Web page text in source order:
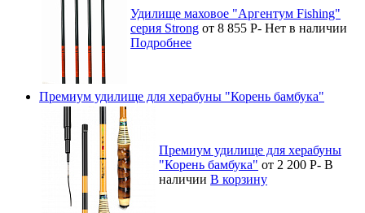
Удилище маховое "Аргентум Fishing"
серия Strong от 8 855 Р- Нет в наличии
Подробнее
Премиум удилище для херабуны "Корень бамбука"
Премиум удилище для херабуны
"Корень бамбука" от 2 200 Р- В
наличии В корзину